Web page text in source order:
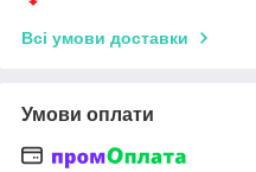
Всі умови доставки
Умови оплати